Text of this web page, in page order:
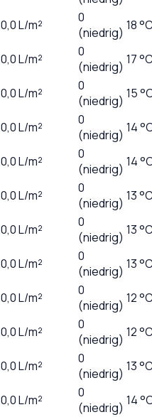
0,0L/m²
0
(niedrig) 18
0,0L/m²
0
(niedrig) 17
0,0L/m²
0
(niedrig) 15
0,0L/m²
0
(niedrig) 14
0,0L/m²
0
(niedrig) 14
0,0L/m²
0
(niedrig) 13
0,0L/m²
0
(niedrig) 13
0,0L/m²
0
(niedrig) 13
0,0L/m²
0
(niedrig) 12
0,0L/m²
0
(niedrig) 12
0,0L/m²
0
(niedrig) 13
0,0L/m²
0
(niedrig) 14